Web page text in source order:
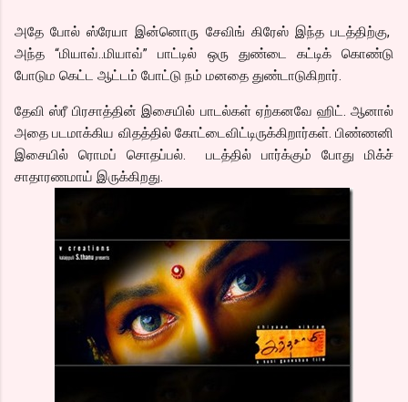
அதே போல் ஸ்ரேயா இன்னொரு சேவிங் கிரேஸ் இந்த படத்திற்கு,
அந்த “மியாவ்..மியாவ்” பாட்டில் ஒரு துண்டை கட்டிக் கொண்டு
போடும கெட்ட ஆட்டம் போட்டு நம் மனதை துண்டாடுகிறார்.
தேவி ஸ்ரீ பிரசாத்தின் இசையில் பாடல்கள் ஏற்கனவே ஹிட். ஆனால்
அதை படமாக்கிய விதத்தில் கோட்டைவிட்டிருக்கிறார்கள். பிண்ணனி
இசையில் ரொமப் சொதப்பல். படத்தில் பார்க்கும் போது மிக்ச்
சாதாரணமாய் இருக்கிறது.